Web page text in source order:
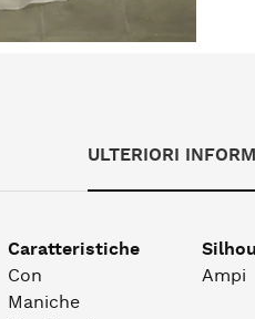
ULTERIORI
Caratteristiche
Con
Maniche
Ampi